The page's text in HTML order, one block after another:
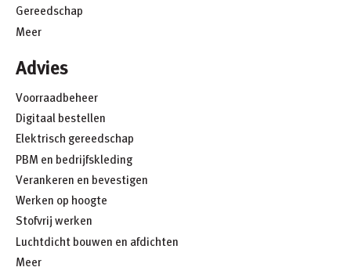
Gereedschap
Meer
Advies
Voorraadbeheer
Digitaal bestellen
Elektrisch gereedschap
PBM en bedrijfskleding
Verankeren en bevestigen
Werken op hoogte
Stofvrij werken
Luchtdicht bouwen en afdichten
Meer